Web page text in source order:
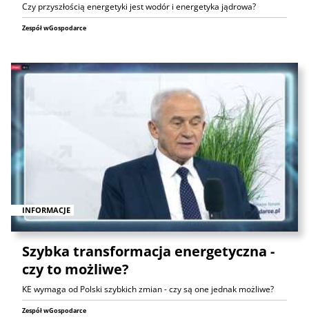
Czy przyszłością energetyki jest wodór i energetyka jądrowa?
Zespół wGospodarce
INFORMACJE
Szybka transformacja energetyczna -
czy to możliwe?
KE wymaga od Polski szybkich zmian - czy są one jednak możliwe?
Zespół wGospodarce